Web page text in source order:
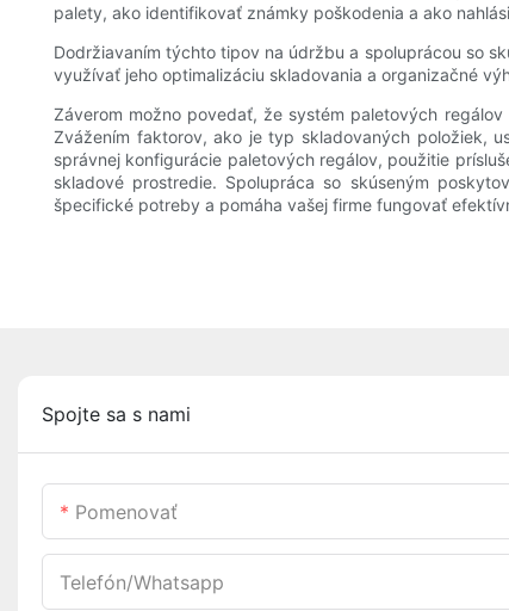
palety, ako identifikovať známky poškodenia a ako
Dodržiavaním týchto tipov na údržbu a spoluprácou so
využívať jeho optimalizáciu skladovania a organizačné
Záverom možno povedať, že systém paletových
Zvážením faktorov, ako je typ skladovaných položiek,
správnej konfigurácie paletových regálov, použitie
skladové prostredie. Spolupráca so skúseným
špecifické potreby a pomáha vašej firme fungovať
Spojte sa s nami
Pomenovať
Telefón/whatsapp